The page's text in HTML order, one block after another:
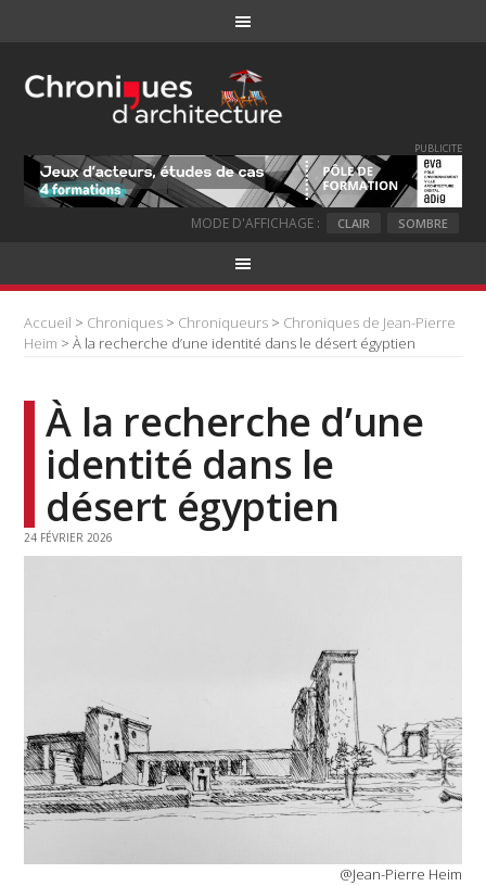
PUBLICITE
MODE D'AFFICHAGE : CLAIR SOMBRE
Accueil > Chroniques > Chroniqueurs > Chroniques de Jean-Pierre
Heim > À la recherche d’une identité dans le désert égyptien
À la recherche d’une
identité dans le
désert égyptien
24 FÉVRIER 2026
@Jean-Pierre Heim